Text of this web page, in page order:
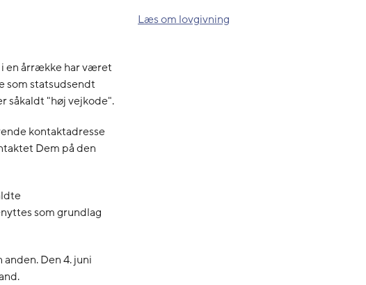
i en årrække har været
som statsudsendt
såkaldt "høj vejkode".
kontaktadresse
Dem på den
som grundlag
Den 4. juni
Læs om lovgivning